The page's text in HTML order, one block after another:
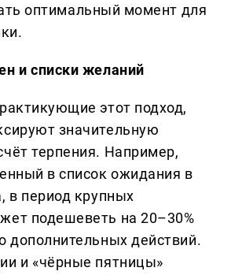
оптимальный момент для
и списки желаний
этот подход,
значительную
терпения. Например,
в список ожидания в
в период крупных
подешеветь на 20–30%
дополнительных действий.
и «чёрные пятницы»